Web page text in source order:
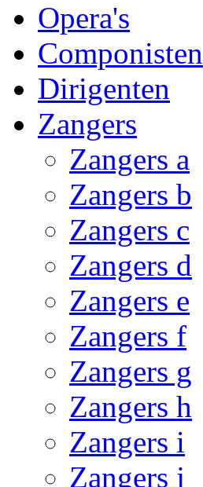
Opera's
Componisten
Dirigenten
Zangers
Zangers a
Zangers b
Zangers c
Zangers d
Zangers e
Zangers f
Zangers g
Zangers h
Zangers i
Zangers j